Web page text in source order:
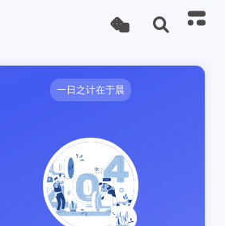
一日之计在于晨